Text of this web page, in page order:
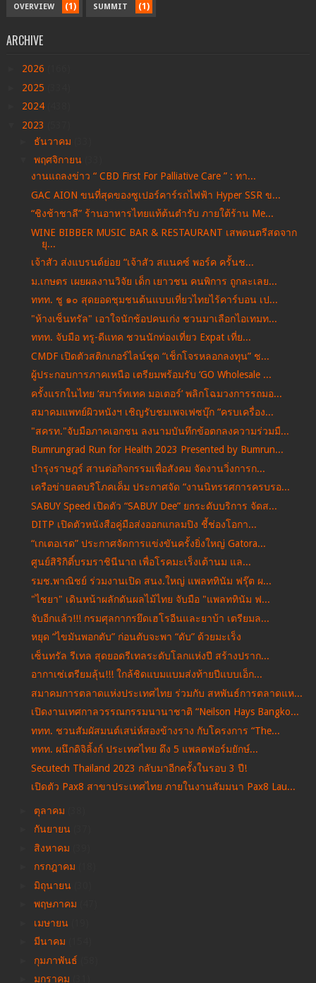
OVERVIEW (1) SUMMIT (1)
ARCHIVE
2026
2025
2024
2023
ธันวาคม
พฤศจิกายน
งานแถลงข่าว “ CBD First For Palliative Care ” : ทา...
GAC AION ขนที่สุดของซูเปอร์คาร์รถไฟฟ้า Hyper SSR ข...
“ชิงช้าชาลี” ร้านอาหารไทยแท้ต้นตำรับ ภายใต้ร้าน Me...
WINE BIBBER MUSIC BAR & RESTAURANT เสพดนตรีสดจาก
ยุ...
เจ้าสัว ส่งแบรนด์ย่อย “เจ้าสัว สแนคซ์ พอร์ค ครั้นช...
ม.เกษตร เผยผลงานวิจัย เด็ก เยาวชน คนพิการ ถูกละเลย...
ททท. ชู ๑๐ สุดยอดชุมชนต้นแบบเที่ยวไทยไร้คาร์บอน เป...
"ห้างเซ็นทรัล" เอาใจนักช้อปคนเก่ง ชวนมาเลือกไอเทมท...
ททท. จับมือ ทรู-ดีแทค ชวนนักท่องเที่ยว Expat เที่ย...
CMDF เปิดตัวสติกเกอร์ไลน์ชุด “เช็กโจรหลอกลงทุน” ช...
ผู้ประกอบการภาคเหนือ เตรียมพร้อมรับ ‘GO Wholesale ...
ครั้งแรกในไทย ‘สมาร์ทเทค มอเตอร์’ พลิกโฉมวงการรถมอ...
สมาคมแพทย์ผิวหนังฯ เชิญรับชมเพจเฟซบุ๊ก “ครบเครื่อง...
"สครท."จับมือภาคเอกชน ลงนามบันทึกข้อตกลงความร่วมมื...
Bumrungrad Run for Health 2023 Presented by Bumrun...
บำรุงราษฎร์ สานต่อกิจกรรมเพื่อสังคม จัดงานวิ่งการก...
เครือข่ายลดบริโภคเค็ม ประกาศจัด “งานนิทรรศการครบรอ...
SABUY Speed เปิดตัว “SABUY Dee” ยกระดับบริการ จัดส...
DITP เปิดตัวหนังสือคู่มือส่งออกแกลมปิง ชี้ช่องโอกา...
“เกเตอเรด” ประกาศจัดการแข่งขันครั้งยิ่งใหญ่ Gatora...
ศูนย์สิริกิติ์บรมราชินีนาถ เพื่อโรคมะเร็งเต้านม แล...
รมช.พาณิชย์ ร่วมงานเปิด สนง.ใหญ่ แพลททินัม ฟรุ๊ต ผ...
"ไชยา" เดินหน้าผลักดันผลไม้ไทย จับมือ "แพลททินัม ฟ...
จับอีกแล้ว!!! กรมศุลกากรยึดเฮโรอีนและยาบ้า เตรียมล...
หยุด “ไขมันพอกตับ” ก่อนตับจะพา “ดับ” ด้วยมะเร็ง
เซ็นทรัล รีเทล สุดยอดรีเทลระดับโลกแห่งปี สร้างปราก...
อากาเซ่เตรียมลุ้น!!! ใกล้ชิดแบมแบมส่งท้ายปีแบบเอ็ก...
สมาคมการตลาดแห่งประเทศไทย ร่วมกับ สหพันธ์การตลาดแห...
เปิดงานเทศกาลวรรณกรรมนานาชาติ “Neilson Hays Bangko...
ททท. ชวนสัมผัสมนต์เสน่ห์สองข้างราง กับโครงการ “The...
ททท. ผนึกดิจิลิ้งก์ ประเทศไทย ดึง 5 แพลตฟอร์มยักษ์...
Secutech Thailand 2023 กลับมาอีกครั้งในรอบ 3 ปี!
เปิดตัว Pax8 สาขาประเทศไทย ภายในงานสัมมนา Pax8 Lau...
ตุลาคม
กันยายน
สิงหาคม
กรกฎาคม
มิถุนายน
พฤษภาคม
เมษายน
มีนาคม
กุมภาพันธ์
มกราคม